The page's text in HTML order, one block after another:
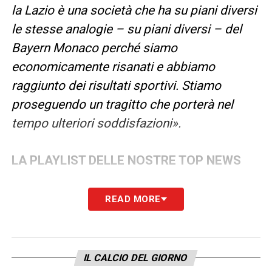
la Lazio è una società che ha su piani diversi
le stesse analogie – su piani diversi – del
Bayern Monaco perché siamo
economicamente risanati e abbiamo
raggiunto dei risultati sportivi. Stiamo
proseguendo un tragitto che porterà nel
tempo ulteriori soddisfazioni».
LA PLAYLIST DELLE NOSTRE TOP NEWS
READ MORE
IL CALCIO DEL GIORNO